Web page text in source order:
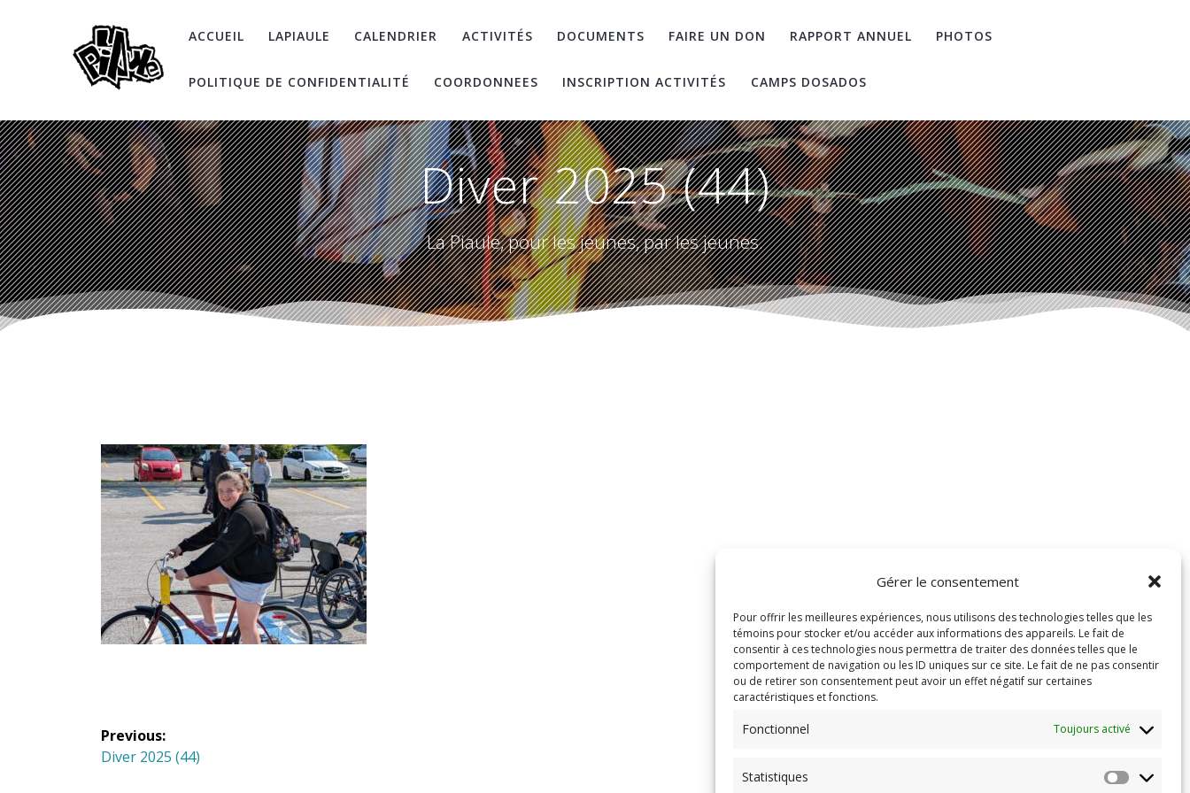
Gérer le consentement
Pour offrir les meilleures expériences, nous utilisons des technologies telles que les
témoins pour stocker et/ou accéder aux informations des appareils. Le fait de
consentir à ces technologies nous permettra de traiter des données telles que le
comportement de navigation ou les ID uniques sur ce site. Le fait de ne pas consentir
ou de retirer son consentement peut avoir un effet négatif sur certaines
caractéristiques et fonctions.
Fonctionnel Toujours activé
Statistiques
ACCUEIL LAPIAULE CALENDRIER ACTIVITÉS DOCUMENTS FAIRE UN DON RAPPORT ANNUEL PHOTOS
POLITIQUE DE CONFIDENTIALITÉ COORDONNEES INSCRIPTION ACTIVITÉS CAMPS DOSADOS
Diver 2025 (44)
La Piaule, pour les jeunes, par les jeunes.
Navigation
de
Previous:
Previous
Diver 2025 (44)